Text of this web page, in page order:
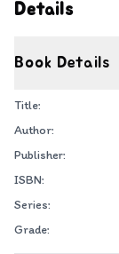
Details
Book Details
Title:
Author:
Publisher:
ISBN:
Series:
Grade: